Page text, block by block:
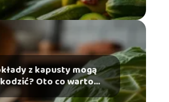
z kapusty mogą
Oto co warto
wiedzieć